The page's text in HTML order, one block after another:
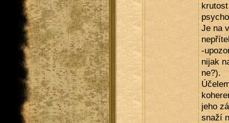
Je na
-
nijak
ne?).
jeho
snaží